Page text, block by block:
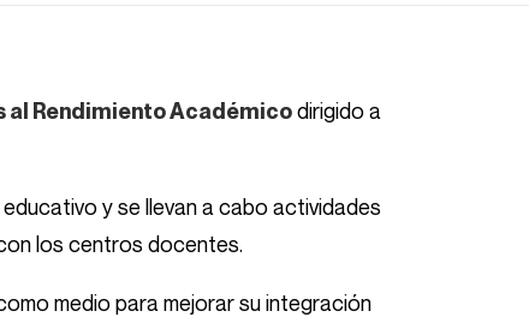
al Rendimiento Académicodirigido a
y se llevan a cabo actividades
los centros docentes.
medio para mejorar su integración